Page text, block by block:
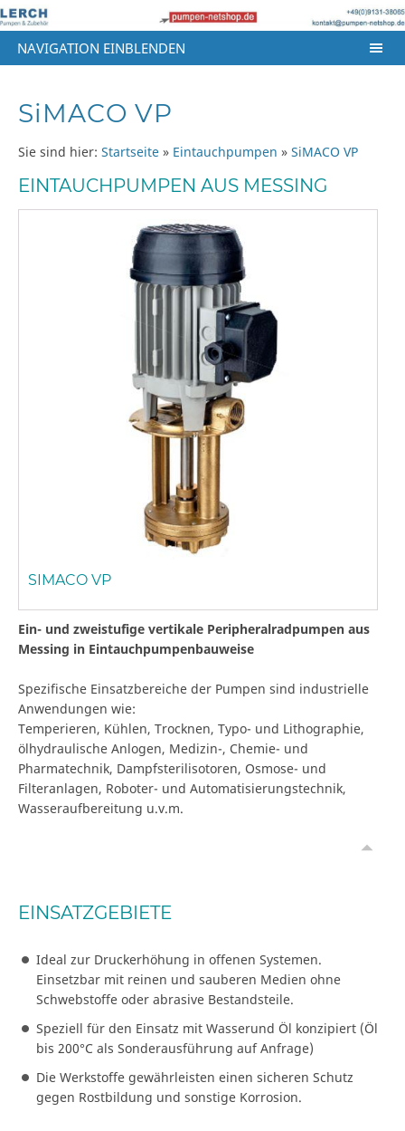
NAVIGATION EINBLENDEN
SiMACO VP
Sie sind hier: Startseite » Eintauchpumpen » SiMACO VP
EINTAUCHPUMPEN AUS MESSING
SIMACO VP
Ein- und zweistufige vertikale Peripheralradpumpen aus
Messing in Eintauchpumpenbauweise
Spezifische Einsatzbereiche der Pumpen sind industrielle
Anwendungen wie:
Temperieren, Kühlen, Trocknen, Typo- und Lithographie,
ölhydraulische Anlogen, Medizin-, Chemie- und
Pharmatechnik, Dampfsterilisotoren, Osmose- und
Filteranlagen, Roboter- und Automatisierungstechnik,
Wasseraufbereitung u.v.m.
EINSATZGEBIETE
Ideal zur Druckerhöhung in offenen Systemen.
Einsetzbar mit reinen und sauberen Medien ohne
Schwebstoffe oder abrasive Bestandsteile.
Speziell für den Einsatz mit Wasserund Öl konzipiert (Öl
bis 200°C als Sonderausführung auf Anfrage)
Die Werkstoffe gewährleisten einen sicheren Schutz
gegen Rostbildung und sonstige Korrosion.